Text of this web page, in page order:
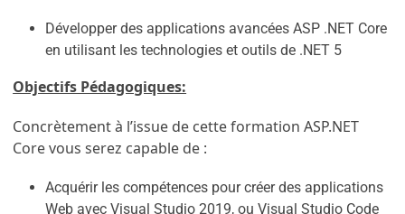
Développer des applications avancées ASP .NET Core
en utilisant les technologies et outils de .NET 5
Objectifs Pédagogiques:
Concrètement à l’issue de cette formation ASP.NET
Core vous serez capable de :
Acquérir les compétences pour créer des applications
Web avec Visual Studio 2019, ou Visual Studio Code